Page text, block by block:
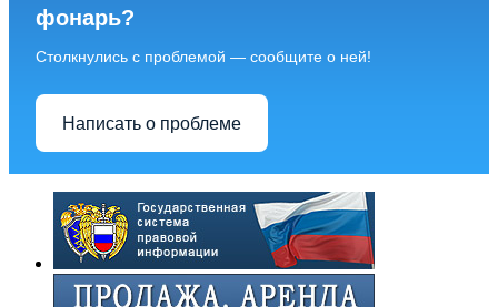
фонарь?
Столкнулись с проблемой — сообщите о ней!
Написать о проблеме